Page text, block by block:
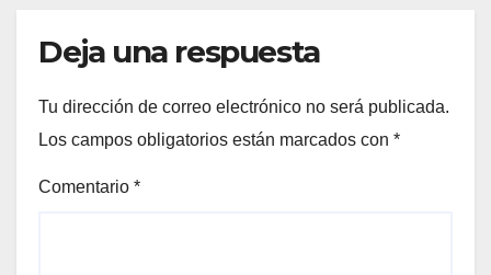
Deja una respuesta
Tu dirección de correo electrónico no será publicada.
Los campos obligatorios están marcados con *
Comentario *